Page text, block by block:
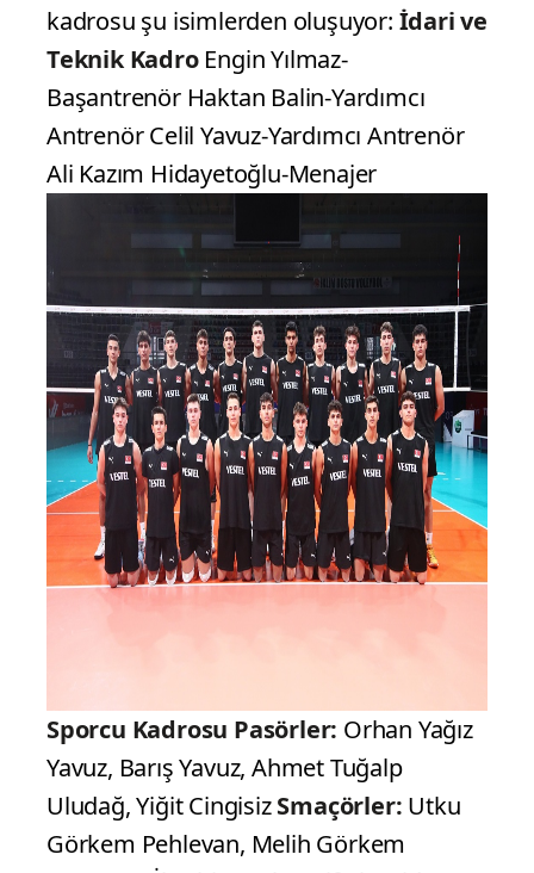
kadrosu şu isimlerden oluşuyor: İdari ve
Teknik KadroEngin Yılmaz-
Başantrenör Haktan Balin-Yardımcı
Antrenör Celil Yavuz-Yardımcı Antrenör
Ali Kazım Hidayetoğlu-Menajer
Sporcu Kadrosu Pasörler: Orhan Yağız
Yavuz, Barış Yavuz, Ahmet Tuğalp
Uludağ, Yiğit CingisizSmaçörler: Utku
Görkem Pehlevan, Melih Görkem